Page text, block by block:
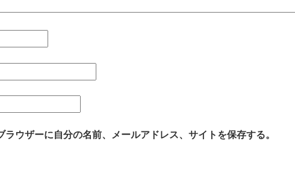
ウザーに自分の名前、メールアドレス、サイトを保存する。